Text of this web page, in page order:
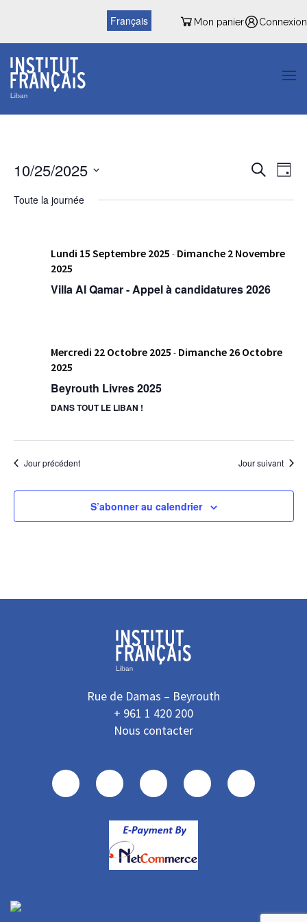
Mon panier Connexion
Français
et
vues
Recherche
Jour
10/25/2025
une
Toute la journée
Lundi 15 Septembre 2025 - Dimanche 2 Novembre
2025
Villa Al Qamar - Appel à candidatures 2026
Mercredi 22 Octobre 2025 - Dimanche 26 Octobre
2025
Beyrouth Livres 2025
DANS TOUT LE LIBAN !
Jour précédent Jour suivant
S’abonner au calendrier
Rue de Damas – Beyrouth
+ 961 1 420 200
Nous contacter